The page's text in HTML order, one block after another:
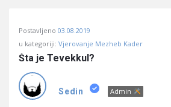
Učene
Latest
Pitanja
Postavljeno 03.08.2019
u kategoriji: Vjerovanje Mezheb Kader
Šta je Tevekkul?
Sedin Admin